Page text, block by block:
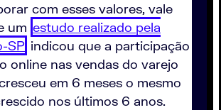
com esses valores, vale
um estudo realizado pela
SP indicou que a participação
online nas vendas do varejo
em 6 meses o mesmo
nos últimos 6 anos.